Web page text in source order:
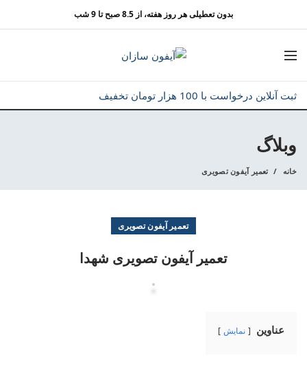
بدون تعطیلی هر روز هفته، از 8.5 صبح تا 9 شب
ثبت آنلاین درخواست با 100 هزار تومان تخفیف
وبلاگ
خانه تعمیر آیفون تصویری
تعمیر آیفون تصویری
تعمیر آیفون تصویری شهدا
عناوین نمایش